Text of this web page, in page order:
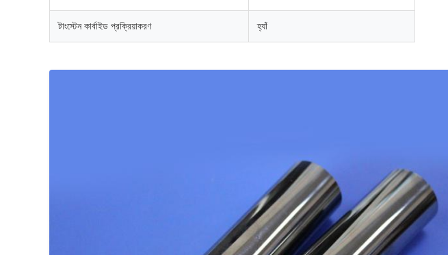
টাংস্টেন কার্বাইড প্রক্রিয়াকরণ হ্যাঁ